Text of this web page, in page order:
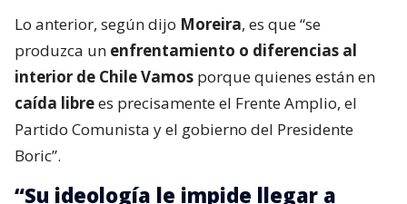
Lo anterior, según dijo Moreira, es que “se
produzca un enfrentamiento o diferencias al
interior de Chile Vamos porque quienes están en
caída librees precisamente el Frente Amplio, el
Partido Comunista y el gobierno del Presidente
Boric”.
“Su ideología le impide llegar a